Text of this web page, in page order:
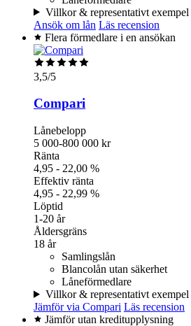
Villkor & representativt exempel
Ansök om lån Läs recension
Flera förmedlare i en ansökan
3,5/5
Compari
Lånebelopp
5 000-800 000 kr
Ränta
4,95 - 22,00 %
Effektiv ränta
4,95 - 22,99 %
Löptid
1-20 år
Åldersgräns
18 år
Samlingslån
Blancolån utan säkerhet
Låneförmedlare
Villkor & representativt exempel
Jämför via Compari Läs recension
Jämför utan kreditupplysning